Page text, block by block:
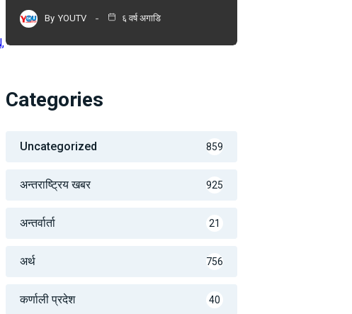
By YOUTV ६ वर्ष अगाडि
Categories
Uncategorized 859
अन्तराष्ट्रिय खबर 925
अन्तर्वार्ता 21
अर्थ 756
कर्णाली प्रदेश 40